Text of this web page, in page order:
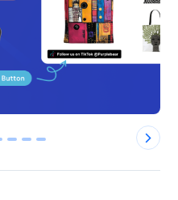
4 5 6